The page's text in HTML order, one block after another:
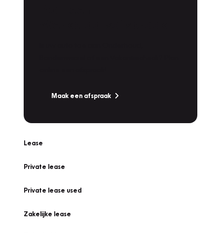
Maak een afspraak
Lease
Private lease
Private lease used
Zakelijke lease